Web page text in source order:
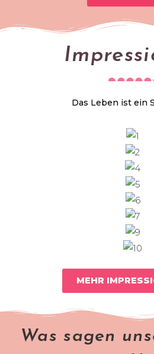
Das Leben ist ein
MEHR
Was sagen